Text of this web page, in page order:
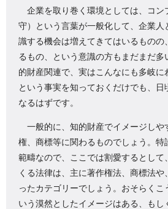
企業を取り巻く環境としては、コン
守）という言葉が一般化して、企業人
識する機会は増えてきてはいるものの
るもの、という意識の方もまだまだ多
的財産関連で、実はこんなにも多岐に
という事実を知っておくだけでも、日
なるはずです。
一般的に、知的財産でイメージしや
権、商標等に関わるものでしょう。特
範疇なので、ここでは割愛するとして
くる法律は、主に著作権法、商標法
ったカテゴリーでしょう。おそらくこ
いう漠然としたイメージはある、も